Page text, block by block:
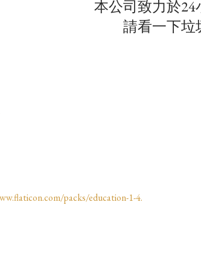
本公司致力於24
請看一下垃
packs/education-1-4.